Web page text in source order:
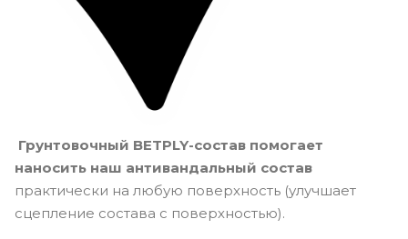
Грунтовочный BETPLY-состав помогает
наносить наш антивандальный состав
практически на любую поверхность (улучшает
сцепление состава с поверхностью).